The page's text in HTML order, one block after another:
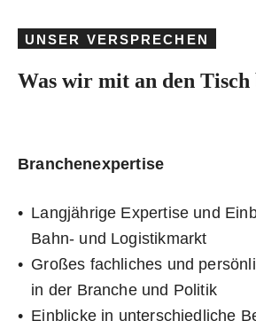
UNSER VERSPRECHEN
Was wir mit an den Tisch
Branchenexpertise
Langjährige Expertise und
Bahn- und Logistikmarkt
Großes fachliches und
in der Branche und Politik
Einblicke in unterschiedliche